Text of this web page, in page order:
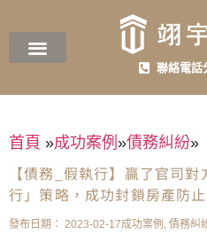
聯絡電話
首頁 »成功案例 »債務糾紛»
【債務_假執行】贏了官司
行」策略，成功封鎖房產防止
發布日期： 2023-02-17成功案例 , 債務糾